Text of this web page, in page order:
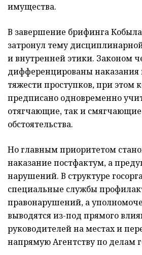
имущества.
В завершение брифинга
затронул тему
и внутренней этики. Законом
дифференцированы наказания
тяжести проступков, при этом
предписано одновременно
отягчающие, так и
обстоятельства.
Но главным приоритетом
наказание постфактум, а
нарушений. В структуре
специальные службы
правонарушений, а
выводятся из-под прямого
руководителей на местах и
напрямую Агентству по делам